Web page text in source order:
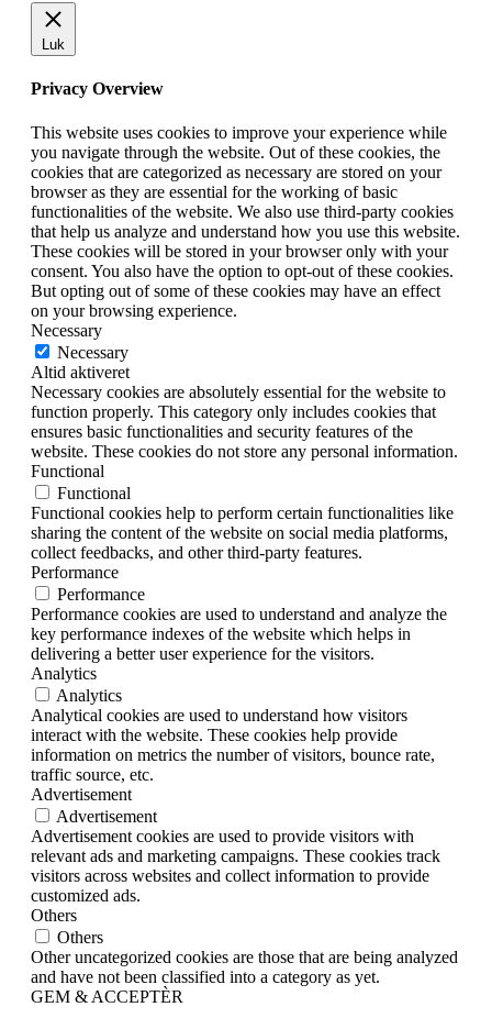
Luk
Privacy Overview
This website uses cookies to improve your experience while
you navigate through the website. Out of these cookies, the
cookies that are categorized as necessary are stored on your
browser as they are essential for the working of basic
functionalities of the website. We also use third-party cookies
that help us analyze and understand how you use this website.
These cookies will be stored in your browser only with your
consent. You also have the option to opt-out of these cookies.
But opting out of some of these cookies may have an effect
on your browsing experience.
Necessary
Necessary
Altid aktiveret
Necessary cookies are absolutely essential for the website to
function properly. This category only includes cookies that
ensures basic functionalities and security features of the
website. These cookies do not store any personal information.
Functional
Functional
Functional cookies help to perform certain functionalities like
sharing the content of the website on social media platforms,
collect feedbacks, and other third-party features.
Performance
Performance
Performance cookies are used to understand and analyze the
key performance indexes of the website which helps in
delivering a better user experience for the visitors.
Analytics
Analytics
Analytical cookies are used to understand how visitors
interact with the website. These cookies help provide
information on metrics the number of visitors, bounce rate,
traffic source, etc.
Advertisement
Advertisement
Advertisement cookies are used to provide visitors with
relevant ads and marketing campaigns. These cookies track
visitors across websites and collect information to provide
customized ads.
Others
Others
Other uncategorized cookies are those that are being analyzed
and have not been classified into a category as yet.
GEM & ACCEPTÈR